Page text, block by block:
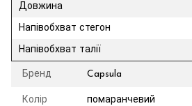
Довжина
Напівобхват стегон
Напівобхват талії
Бренд Capsula
Колір помаранчевий